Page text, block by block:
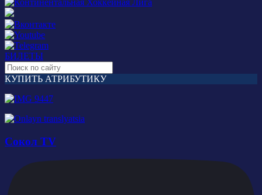
БИЛЕТЫ
КУПИТЬ АТРИБУТИКУ
Сокол TV